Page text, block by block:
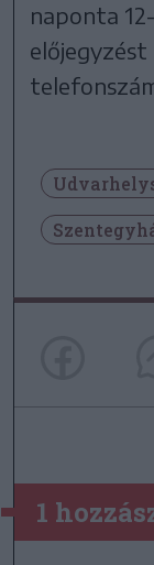
naponta
előjegyzést
1